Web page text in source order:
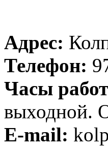
Адрес:
Телефон:
Часы
выходной.
E-mail: